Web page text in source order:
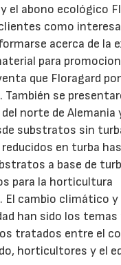
el abono ecológico
como
acerca de la
para
que Floragard
También se
norte de Alemania
substratos sin
en turba
a base de
para la horticultura
El cambio climático y
han sido los temas
tratados entre el
horticultores y el